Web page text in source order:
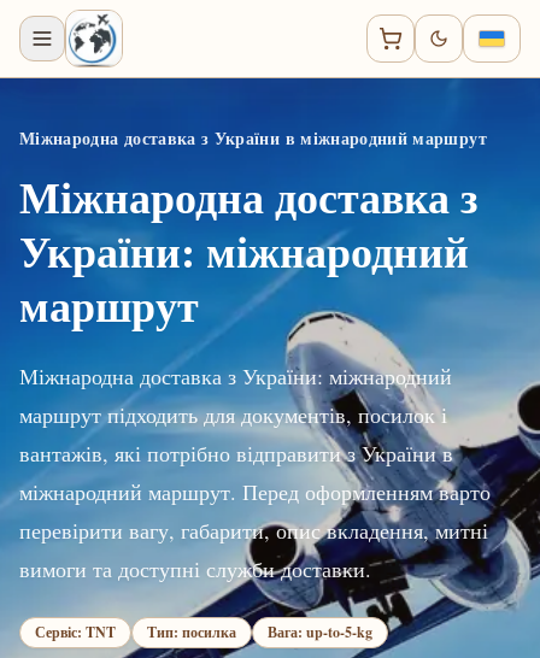
Міжнародна доставка з України в міжнародний маршрут
Міжнародна доставка з
України: міжнародний
маршрут
Міжнародна доставка з України: міжнародний
маршрут підходить для документів, посилок і
вантажів, які потрібно відправити з України в
міжнародний маршрут. Перед оформленням варто
перевірити вагу, габарити, опис вкладення, митні
вимоги та доступні служби доставки.
Сервіс: TNT Тип: посилка Вага: up-to-5-kg